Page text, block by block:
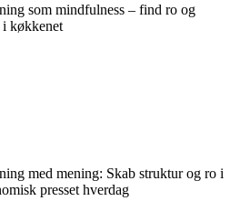
som mindfulness – find ro og
køkkenet
med mening: Skab struktur og ro i
presset hverdag